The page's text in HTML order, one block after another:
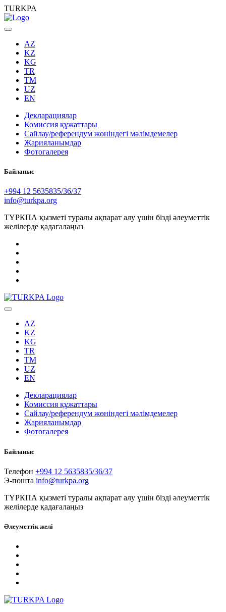
TURKPA
AZ
KZ
KG
TR
TM
UZ
EN
Декларациялар
Комиссия құжаттары
Сайлау/референдум жөніндегі мәлімдемелер
Жарияланымдар
Фотогалерея
Байланыс
+994 12 5635835/36/37
info@turkpa.org
ТҮРКПА қызметі туралы ақпарат алу үшін бізді әлеуметтік
желілерде қадағалаңыз
AZ
KZ
KG
TR
TM
UZ
EN
Декларациялар
Комиссия құжаттары
Сайлау/референдум жөніндегі мәлімдемелер
Жарияланымдар
Фотогалерея
Байланыс
Телефон +994 12 5635835/36/37
Э-пошта info@turkpa.org
ТҮРКПА қызметі туралы ақпарат алу үшін бізді әлеуметтік
желілерде қадағалаңыз
Әлеуметтік желі